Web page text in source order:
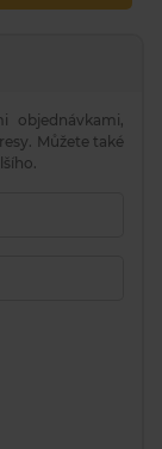
objednávkami,
Můžete také